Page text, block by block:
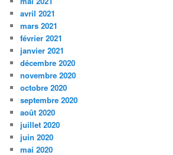
avril 2021
mars 2021
février 2021
janvier 2021
décembre 2020
novembre 2020
octobre 2020
septembre 2020
août 2020
juillet 2020
juin 2020
mai 2020